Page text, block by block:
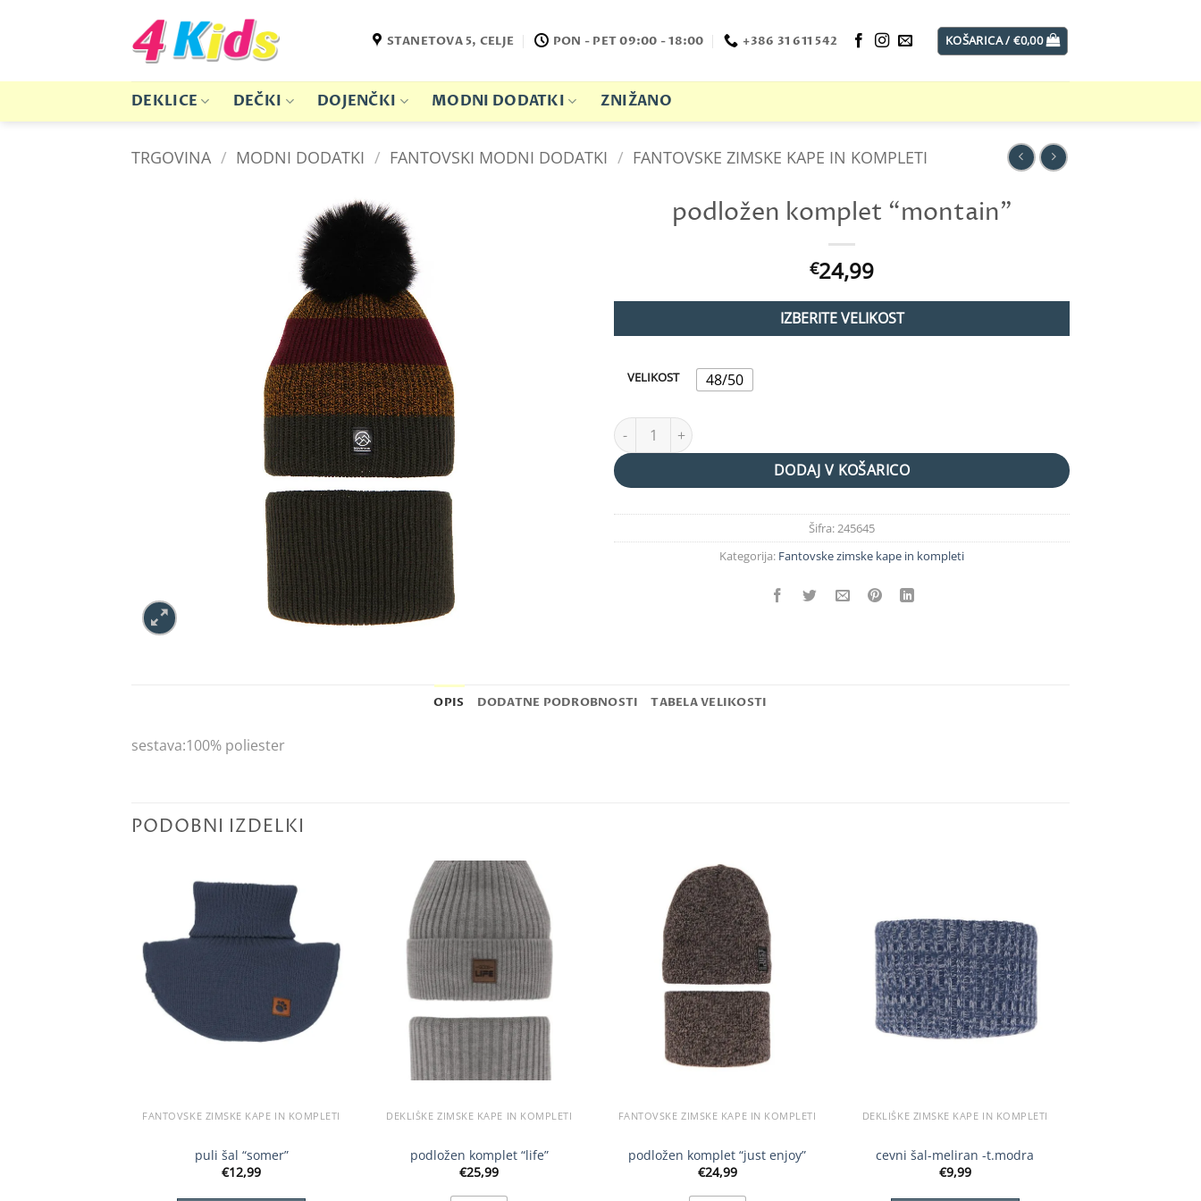
STANETOVA 5, CELJE PON - PET 09:00 - 18:00 +386 31 611 542 KOŠARICA /€0,00
DEKLICE DEČKI DOJENČKI MODNI DODATKI ZNIŽANO
TRGOVINA / MODNI DODATKI / FANTOVSKI MODNI DODATKI / FANTOVSKE ZIMSKE KAPE IN KOMPLETI
podložen komplet “montain”
€24,99
IZBERITE VELIKOST
VELIKOST 48/50
podložen komplet "montain" količina
DODAJ V KOŠARICO
Šifra:245645
Kategorija: Fantovske zimske kape in kompleti
OPIS DODATNE PODROBNOSTI TABELA VELIKOSTI
sestava:100% poliester
PODOBNI IZDELKI
FANTOVSKE ZIMSKE KAPE IN KOMPLETI
puli šal “somer”
€12,99
DEKLIŠKE ZIMSKE KAPE IN KOMPLETI
podložen komplet “life”
€25,99
FANTOVSKE ZIMSKE KAPE IN KOMPLETI
podložen komplet “just enjoy”
€24,99
DEKLIŠKE ZIMSKE KAPE IN KOMPLETI
cevni šal-meliran -t.modra
€9,99